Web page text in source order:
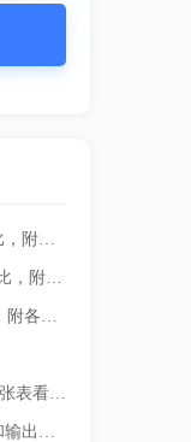
图片如何转换pdf文件？四种方法实测对比，附各场景最优选！
png照片如何转jpg文件？五种方法实测对比，附各场景最优选!！
PDF转JPG怎么操作？四种方法实测对比，附各场景最优选！
图片压缩怎么弄？五类方案实测对比，一张表看懂怎么选！
PDF转图片免费用：5种工具的文件限制和输出质量对比！